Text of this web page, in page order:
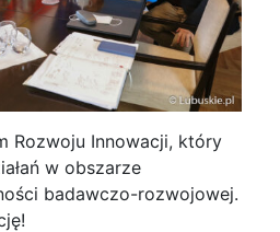
Rozwoju Innowacji, który
w obszarze
badawczo-rozwojowej.